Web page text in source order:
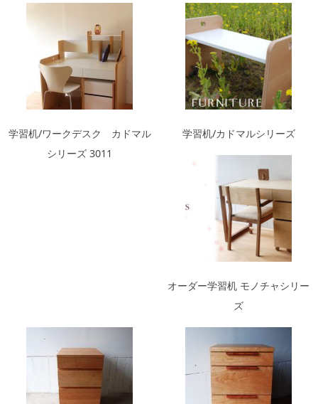
学習机/ワークデスク カドマル
シリーズ 3011
学習机/カドマルシリーズ
オーダー学習机 モノチャシリー
ズ